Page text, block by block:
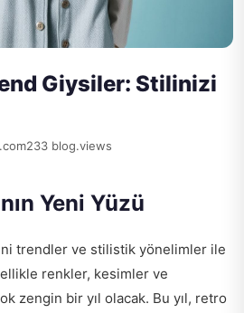
Giysiler: Stilinizi
233 blog.views
Yeni Yüzü
trendler ve stilistik yönelimler ile
renkler, kesimler ve
zengin bir yıl olacak. Bu yıl, retro